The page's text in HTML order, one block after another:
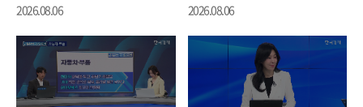
2026.08.06 2026.08.06